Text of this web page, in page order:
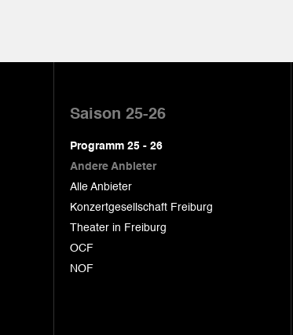
Saison 25-26
Programm 25 - 26
Andere Anbieter
Alle Anbieter
Konzertgesellschaft Freiburg
Theater in Freiburg
OCF
NOF